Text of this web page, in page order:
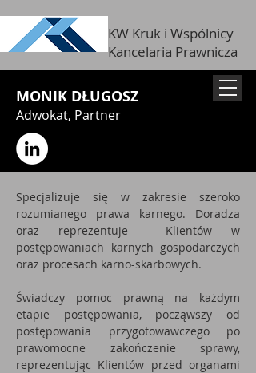
KW Kruk i Wspólnicy
Kancelaria Prawnicza
MONIK DŁUGOSZ
Adwokat, Partner
Specjalizuje się w zakresie szeroko
rozumianego prawa karnego. Doradza
oraz reprezentuje Klientów w
postępowaniach karnych gospodarczych
oraz procesach karno-skarbowych.
Świadczy pomoc prawną na każdym
etapie postępowania, począwszy od
postępowania przygotowawczego po
prawomocne zakończenie sprawy,
reprezentując Klientów przed organami